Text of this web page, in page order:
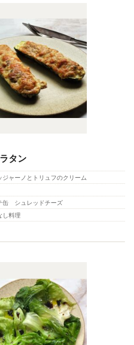
タン
ジャーノとトリュフのクリーム
缶 シュレッドチーズ
料理